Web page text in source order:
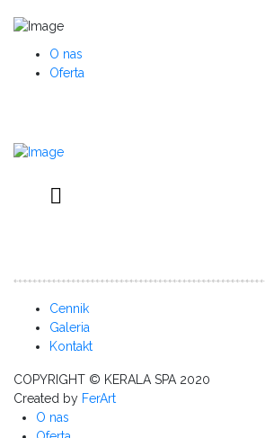
O nas
Oferta
Cennik
Galeria
Kontakt
COPYRIGHT © KERALA SPA 2020
Created by FerArt
O nas